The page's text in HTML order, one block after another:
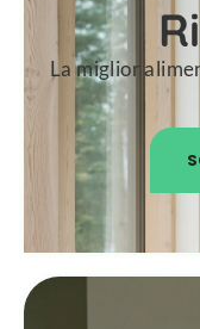
La miglior